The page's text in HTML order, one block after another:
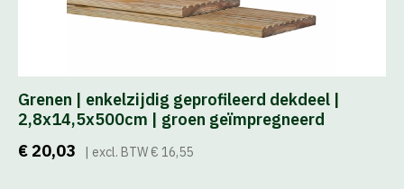
Grenen | enkelzijdig geprofileerd dekdeel |
2,8x14,5x500cm | groen geïmpregneerd
€ 20,03
| excl. BTW € 16,55